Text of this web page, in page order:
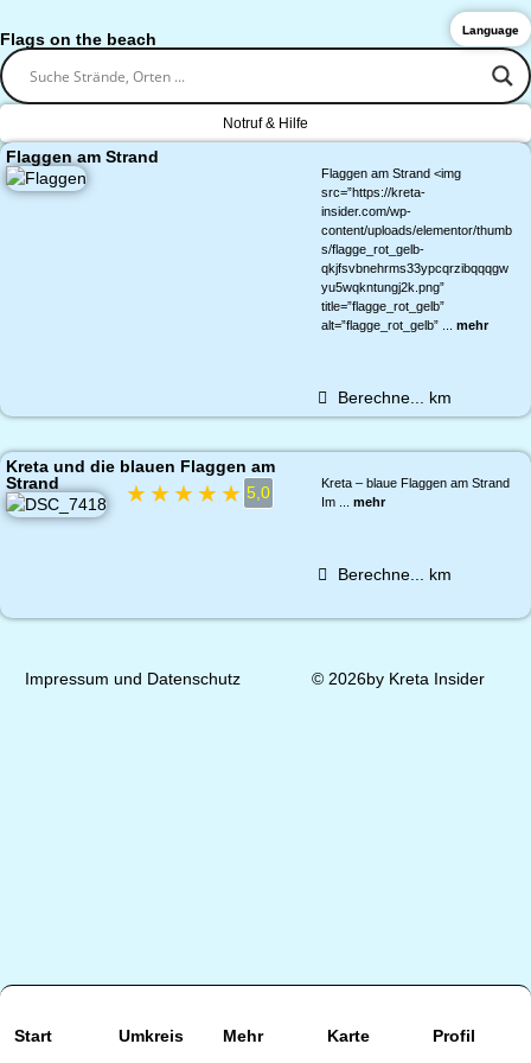
Flags on the beach
Notruf & Hilfe
Flaggen am Strand
Flaggen am Strand <img
src=”https://kreta-
insider.com/wp-
content/uploads/elementor/thumb
s/flagge_rot_gelb-
qkjfsvbnehrms33ypcqrzibqqqgw
yu5wqkntungj2k.png”
title=”flagge_rot_gelb”
alt=”flagge_rot_gelb” ... mehr
Berechne... km
Kreta und die blauen Flaggen am
Strand
★★★★★ 5,0
Kreta – blaue Flaggen am Strand
Im ... mehr
Berechne... km
Start Umkreis Mehr Karte Profil
Impressum und Datenschutz © 2026by Kreta Insider
Language